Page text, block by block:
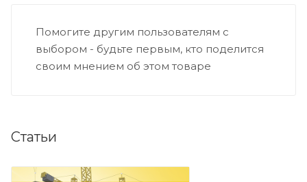
Помогите другим пользователям с
выбором - будьте первым, кто поделится
своим мнением об этом товаре
Статьи